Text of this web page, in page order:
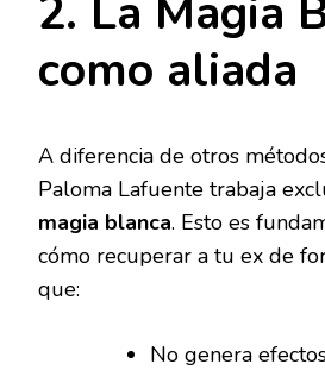
2. La Magia
como aliada
A diferencia de otros
Paloma Lafuente trabaja
magia blanca. Esto es
cómo recuperar a tu ex de
que:
No genera